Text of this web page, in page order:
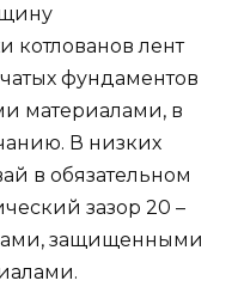
котлованов лент
фундаментов
материалами, в
В низких
в обязательном
зазор 20 –
защищенными